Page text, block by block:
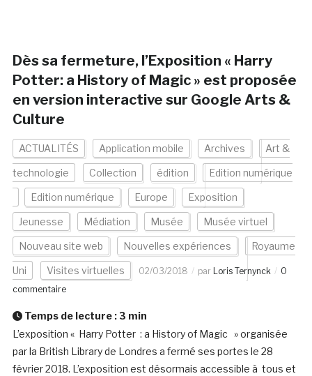
Dès sa fermeture, l’Exposition « Harry
Potter: a History of Magic » est proposée
en version interactive sur Google Arts &
Culture
ACTUALITÉS Application mobile Archives Art &
technologie Collection édition Edition numérique
Edition numérique Europe Exposition
Jeunesse Médiation Musée Musée virtuel
Nouveau site web Nouvelles expériences Royaume
Uni Visites virtuelles 02/03/2018 par Loris Ternynck
0
commentaire
Temps de lecture : 3 min
L’exposition « Harry Potter : a History of Magic » organisée
par la British Library de Londres a fermé ses portes le 28
février 2018. L’exposition est désormais accessible à tous et